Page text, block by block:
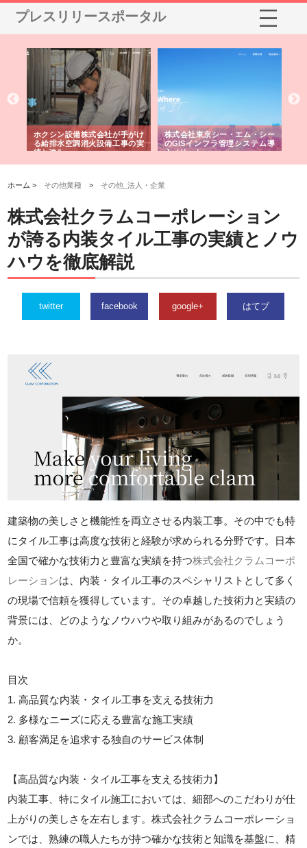
プレスリリースポータル
ホクシン設備株式会社が手がけ
る給排水空調消火設備工事の実
績と強み
株式会社東京シー・エム・シー
のGISインフラ管理システム導
入メリット
ホーム > その他業種 > その他_法人・企業
株式会社クラムコーポレーション
が誇る内装タイル工事の実績とノウ
ハウを徹底解説
twitter facebook google+ はてブ
建築物の美しさと機能性を両立させる内装工事。その中でも特
にタイル工事は高度な技術と経験が求められる分野です。日本
全国で確かな技術力と豊富な実績を持つ株式会社クラムコーポ
レーションは、内装・タイル工事のスペシャリストとして多く
の現場で信頼を獲得しています。その卓越した技術力と実績の
背景には、どのようなノウハウや取り組みがあるのでしょう
か。
目次
1. 高品質な内装・タイル工事を支える技術力
2. 多様なニーズに応える豊富な施工実績
3. 顧客満足を追求する独自のサービス体制
【高品質な内装・タイル工事を支える技術力】
内装工事、特にタイル施工においては、細部へのこだわりが仕
上がりの美しさを左右します。株式会社クラムコーポレーショ
ンでは、熟練の職人たちが持つ確かな技術と知識を基盤に、精